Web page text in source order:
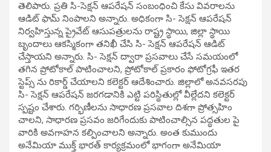
తెలిపారు. ప్రతి సి-సెక్షన్ ఆపరేషన్ సంబంధించి కేసు వివరాలను
ఆడిట్ ఫామ్ నింపాలని అన్నారు. అధికంగా సి- సెక్షన్ ఆపరేషన్
నిర్వహిస్తున్న ప్రైవేట్ ఆసుపత్రులను రాష్ట్ర స్థాయి, జిల్లా స్థాయి
బృందాలు ఆకస్మికంగా తనిఖీ చేసి సి- సెక్షన్ ఆపరేషన్ ఆడిట్
చేస్తాయని అన్నారు. సి- సెక్షన్ ద్వారా ప్రసవాలు చేసే సమయంలో
తగిన ప్రోటోకాల్ పాటించాలని, ప్రోటోకాల్ ప్రకారం ఫోటోగ్రఫీ ఇతర
స్టెప్స్ ను రికార్డ్ చేయాలని కలెక్టర్ ఆదేశించారు. జిల్లాలో అనవసరపు
సి- సెక్షన్ ఆపరేషన్ జరగడానికి ఎట్టి పరిస్థితుల్లో వీల్లేదని కలెక్టర్
స్పష్టం చేశారు. గర్భిణీలను సాధారణ ప్రసవాల దిశగా ప్రోత్సహిం
చాలని, సాధారణ ప్రసవం జరిగేందుకు పాటించాల్సిన పద్ధతుల పై
వారికి అవగాహన కల్పించాలని అన్నారు. అంత కుముందు
అనేమియా ముక్త్ భారత్ కార్యక్రమంలో భాగంగా అనేమియా